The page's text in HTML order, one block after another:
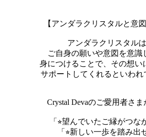
【アンダラクリスタルと意
アンダラクリスタルは
ご自身の願いや意図を意識
身につけることで、その想い
サポートしてくれるといわ
Crystal Devaのご愛用者さま
「⭐︎望んでいたご縁がつな
「⭐︎新しい一歩を踏み出